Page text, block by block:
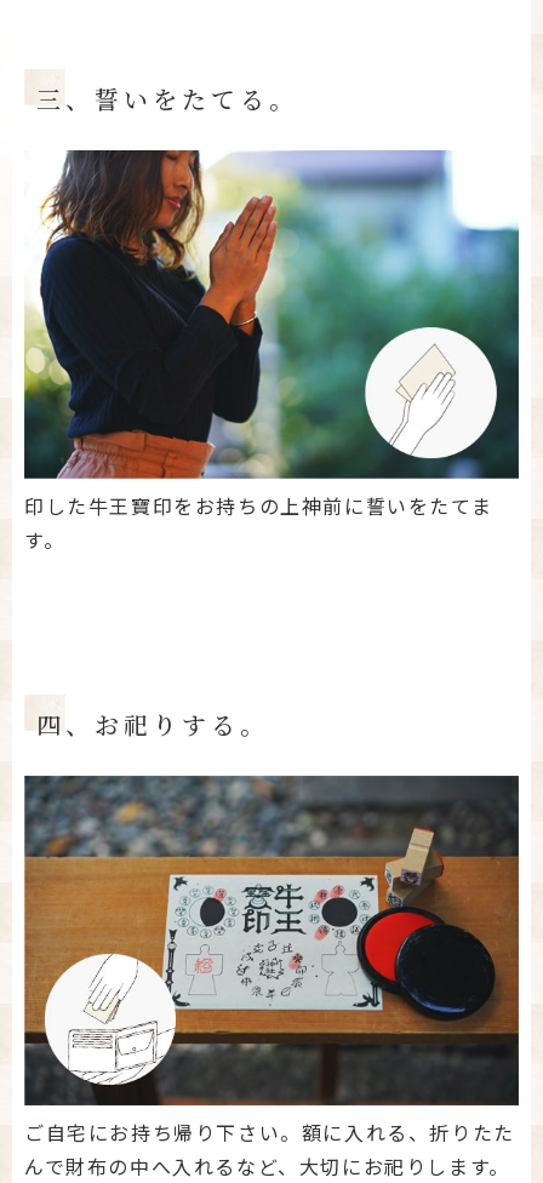
三、誓いをたてる。
印した牛王寶印をお持ちの上神前に誓いをたてま
す。
四、お祀りする。
ご自宅にお持ち帰り下さい。額に入れる、折りたた
んで財布の中へ入れるなど、大切にお祀りします。